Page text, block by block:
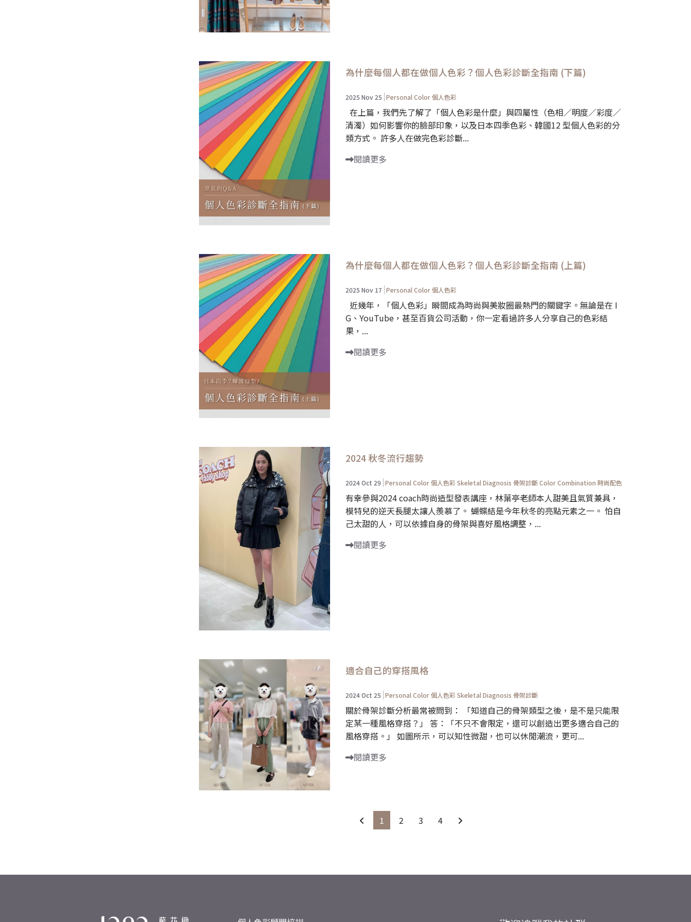
為什麼每個人都在做個人色彩？個人色彩診斷全指南 (下篇)
2025 Nov 25 Personal Color 個人色彩
在上篇，我們先了解了「個人色彩是什麼」與四屬性（色相／明度／彩度／
清濁）如何影響你的臉部印象，以及日本四季色彩、韓國12 型個人色彩的分
類方式。 許多人在做完色彩診斷...
閱讀更多
為什麼每個人都在做個人色彩？個人色彩診斷全指南 (上篇)
2025 Nov 17 Personal Color 個人色彩
近幾年，「個人色彩」瞬間成為時尚與美妝圈最熱門的關鍵字。無論是在 I
G、YouTube，甚至百貨公司活動，你一定看過許多人分享自己的色彩結
果，...
閱讀更多
2024 秋冬流行趨勢
2024 Oct 29 Personal Color 個人色彩 Skeletal Diagnosis 骨架診斷Color Combination 時尚配色
有幸參與2024 coach時尚造型發表講座，林葉亭老師本人甜美且氣質兼具，
模特兒的逆天長腿太讓人羨慕了。 蝴蝶結是今年秋冬的亮點元素之一。 怕自
己太甜的人，可以依據自身的骨架與喜好風格調整，...
閱讀更多
適合自己的穿搭風格
2024 Oct 25 Personal Color 個人色彩 Skeletal Diagnosis 骨架診斷
關於骨架診斷分析最常被問到： 「知道自己的骨架類型之後，是不是只能限
定某一種風格穿搭？」 答：「不只不會限定，還可以創造出更多適合自己的
風格穿搭。」 如圖所示，可以知性微甜，也可以休閒潮流，更可...
閱讀更多
1 2 3 4